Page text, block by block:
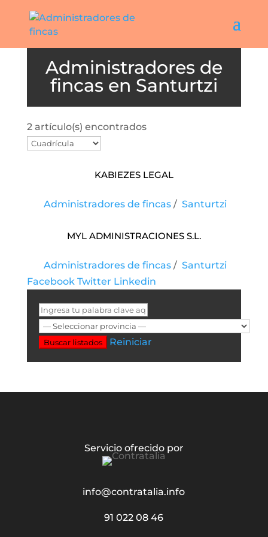
Santurtzi
2 artículo(s) encontrados
Kabiezes Legal
Administradores de fincas/ Santurtzi
MYL Administraciones S.L.
Administradores de fincas/ Santurtzi
Facebook Twitter Linkedin
Buscar listados Reiniciar
Servicio ofrecido por
info@contratalia.info
91 022 08 46